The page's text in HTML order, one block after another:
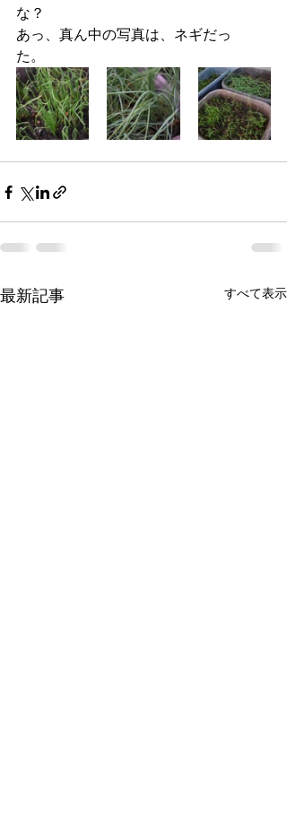
な？
あっ、真ん中の写真は、ネギだっ
た。
最新記事 すべて表示